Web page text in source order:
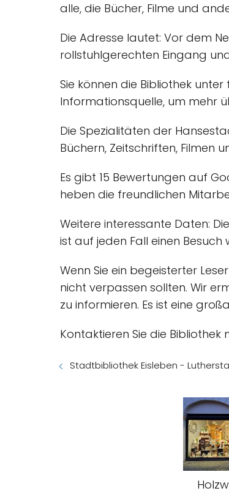
alle, die Bücher, Filme und
Die Adresse lautet: Vor dem
rollstuhlgerechten Eingang
Sie können die Bibliothek
Informationsquelle, um mehr
Die Spezialitäten der
Büchern, Zeitschriften, Filmen
Es gibt 15 Bewertungen auf
heben die freundlichen
Weitere interessante Daten:
ist auf jeden Fall einen Besuch
Wenn Sie ein begeisterter
nicht verpassen sollten. Wir
zu informieren. Es ist eine
Kontaktieren Sie die
Stadtbibliothek Eisleben -